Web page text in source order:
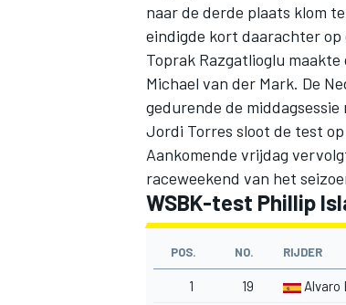
naar de derde plaats klom
eindigde kort daarachter
Toprak Razgatlioglu
Michael van der Mark. De
gedurende de
Jordi Torres sloot de test
Aankomende vrijdag
raceweekend van het
WSBK-test Phillip
POS. NO. RIJDER
1 19